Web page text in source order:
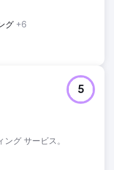
グ +6
グ サービス。
5